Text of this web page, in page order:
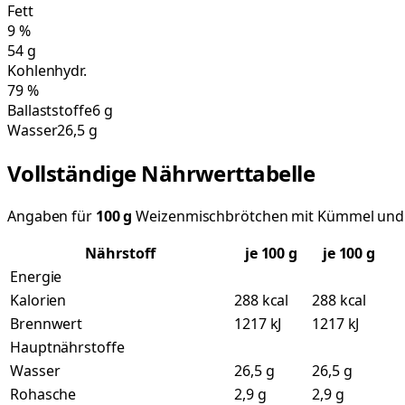
Fett
9%
54g
Kohlenhydr.
79%
Ballaststoffe6 g
Wasser26,5 g
Vollständige Nährwerttabelle
Angaben für 100g Weizenmischbrötchen mit Kümmel und
Nährstoff
je 100g
je 100 g
Energie
Kalorien
288 kcal
288 kcal
Brennwert
1217 kJ
1217 kJ
Hauptnährstoffe
Wasser
26,5 g
26,5 g
Rohasche
2,9 g 2,9 g